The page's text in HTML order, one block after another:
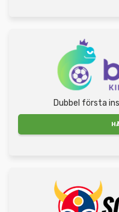
Dubbel första